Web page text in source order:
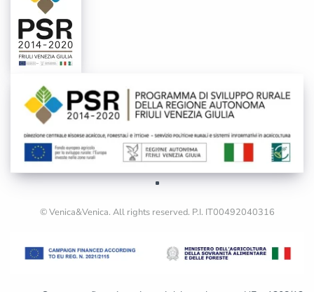
© Venica&Venica. All rights reserved. P.I. IT00492040316